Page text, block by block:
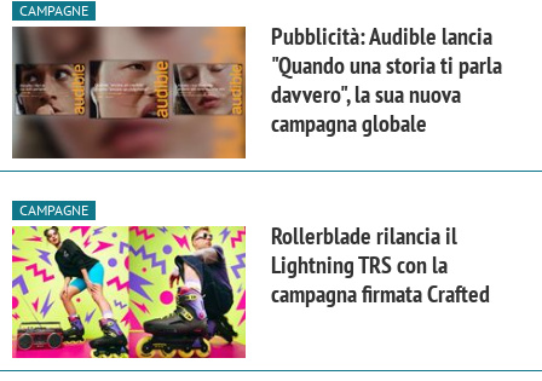
CAMPAGNE
Pubblicità: Audible lancia
"Quando una storia ti parla
davvero", la sua nuova
campagna globale
CAMPAGNE
Rollerblade rilancia il
Lightning TRS con la
campagna firmata Crafted